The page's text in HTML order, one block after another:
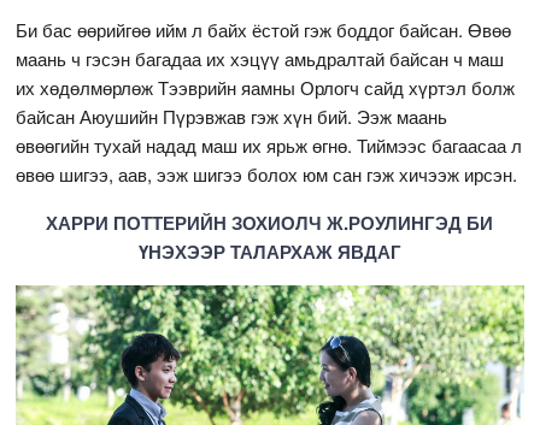
Би бас өөрийгөө ийм л байх ёстой гэж боддог байсан. Өвөө
маань ч гэсэн багадаа их хэцүү амьдралтай байсан ч маш
их хөдөлмөрлөж Тээврийн яамны Орлогч сайд хүртэл болж
байсан Аюушийн Пүрэвжав гэж хүн бий. Ээж маань
өвөөгийн тухай надад маш их ярьж өгнө. Тиймээс багаасаа л
өвөө шигээ, аав, ээж шигээ болох юм сан гэж хичээж ирсэн.
ХАРРИ ПОТТЕРИЙН ЗОХИОЛЧ Ж.РОУЛИНГЭД БИ
ҮНЭХЭЭР ТАЛАРХАЖ ЯВДАГ